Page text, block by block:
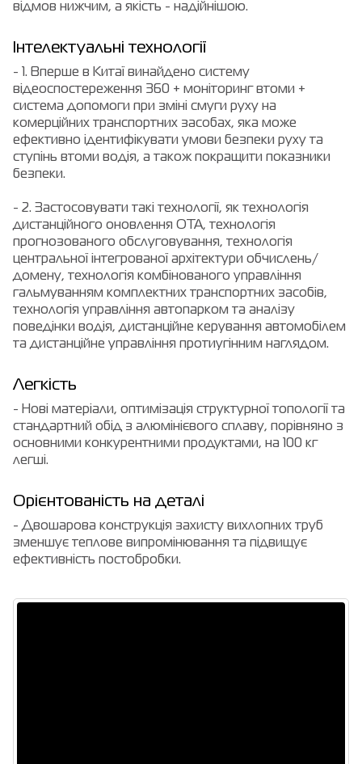
відмов нижчим, а якість - надійнішою.
Інтелектуальні технології
- 1. Вперше в Китаї винайдено систему
відеоспостереження 360 + моніторинг втоми +
система допомоги при зміні смуги руху на
комерційних транспортних засобах, яка може
ефективно ідентифікувати умови безпеки руху та
ступінь втоми водія, а також покращити показники
безпеки.
- 2. Застосовувати такі технології, як технологія
дистанційного оновлення OTA, технологія
прогнозованого обслуговування, технологія
центральної інтегрованої архітектури обчислень/
домену, технологія комбінованого управління
гальмуванням комплектних транспортних засобів,
технологія управління автопарком та аналізу
поведінки водія, дистанційне керування автомобілем
та дистанційне управління протиугінним наглядом.
Легкість
- Нові матеріали, оптимізація структурної топології та
стандартний обід з алюмінієвого сплаву, порівняно з
основними конкурентними продуктами, на 100 кг
легші.
Орієнтованість на деталі
- Двошарова конструкція захисту вихлопних труб
зменшує теплове випромінювання та підвищує
ефективність постобробки.